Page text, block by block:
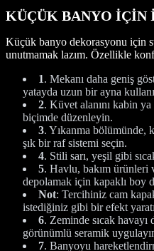
KÜÇÜK BANYO İÇİN
Küçük banyo dekorasyonu için
unutmamak lazım. Özellikle
1. Mekanı daha geniş
yatayda uzun bir ayna
2. Küvet alanını kabin
biçimde düzenleyin.
3. Yıkanma bölümünde,
şık bir raf sistemi seçin.
4. Stili sarı, yeşil gibi
5. Havlu, bakım ürünleri
depolamak için kapaklı boy
Not: Tercihiniz cam
istediğiniz gibi bir efekt
6. Zeminde sıcak
görünümlü seramik
7. Banyoyu